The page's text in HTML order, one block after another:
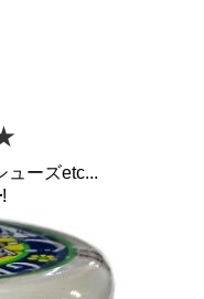
ューズetc...